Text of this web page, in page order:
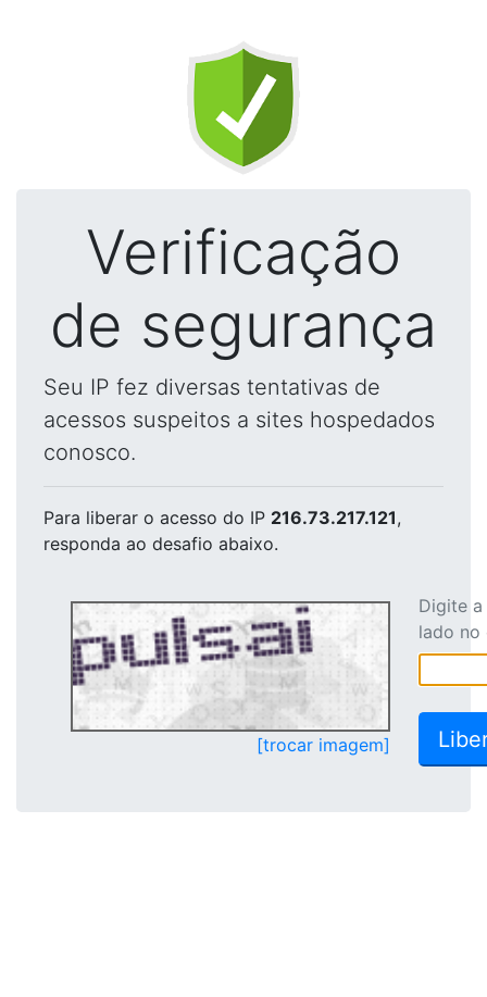
Verificação
de segurança
Seu IP fez diversas tentativas de
acessos suspeitos a sites hospedados
conosco.
Para liberar o acesso do IP 216.73.217.121,
responda ao desafio abaixo.
[trocar imagem]
Digite
lado no